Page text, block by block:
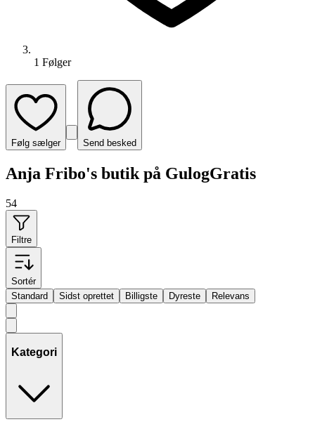
1 Følger
Følg sælger Send besked
Anja Fribo's butik på GulogGratis
54
Filtre
Sortér
Standard
Sidst oprettet Billigste Dyreste Relevans
Kategori